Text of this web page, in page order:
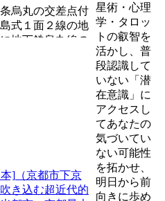
烏丸の交差点付
式１面２線の地
地下鉄烏丸線の
星術・心理
学・タロッ
トの叡智を
活かし、普
段認識して
いない「潜
在意識」に
アクセスし
てあなたの
気づいてい
ない可能性
を拓かせ、
明日から前
向きに歩め